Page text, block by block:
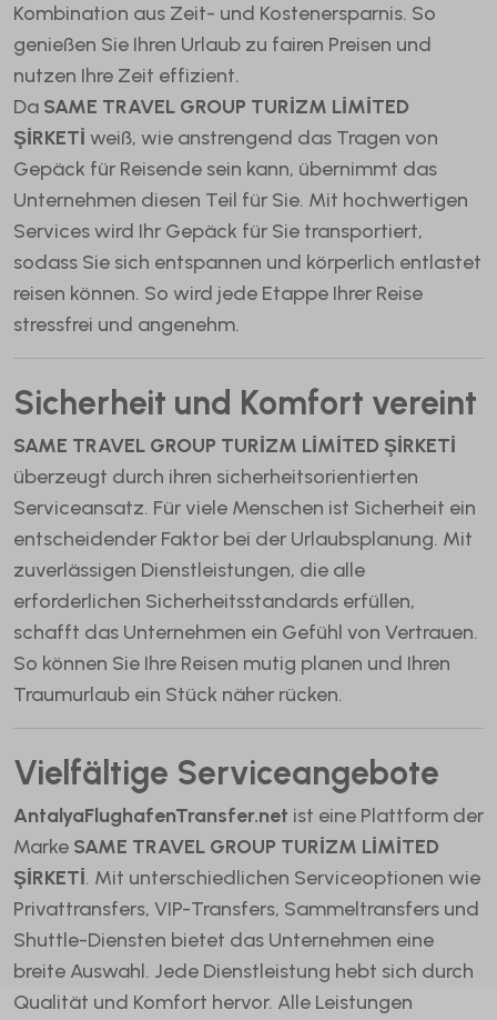
Kombination aus Zeit- und Kostenersparnis. So
genießen Sie Ihren Urlaub zu fairen Preisen und
nutzen Ihre Zeit effizient.
Da SAME TRAVEL GROUP TURİZM LİMİTED
ŞİRKETİ weiß, wie anstrengend das Tragen von
Gepäck für Reisende sein kann, übernimmt das
Unternehmen diesen Teil für Sie. Mit hochwertigen
Services wird Ihr Gepäck für Sie transportiert,
sodass Sie sich entspannen und körperlich entlastet
reisen können. So wird jede Etappe Ihrer Reise
stressfrei und angenehm.
Sicherheit und Komfort vereint
SAME TRAVEL GROUP TURİZM LİMİTED ŞİRKETİ
überzeugt durch ihren sicherheitsorientierten
Serviceansatz. Für viele Menschen ist Sicherheit ein
entscheidender Faktor bei der Urlaubsplanung. Mit
zuverlässigen Dienstleistungen, die alle
erforderlichen Sicherheitsstandards erfüllen,
schafft das Unternehmen ein Gefühl von Vertrauen.
So können Sie Ihre Reisen mutig planen und Ihren
Traumurlaub ein Stück näher rücken.
Vielfältige Serviceangebote
AntalyaFlughafenTransfer.net ist eine Plattform der
Marke SAME TRAVEL GROUP TURİZM LİMİTED
ŞİRKETİ. Mit unterschiedlichen Serviceoptionen wie
Privattransfers, VIP-Transfers, Sammeltransfers und
Shuttle-Diensten bietet das Unternehmen eine
breite Auswahl. Jede Dienstleistung hebt sich durch
Qualität und Komfort hervor. Alle Leistungen